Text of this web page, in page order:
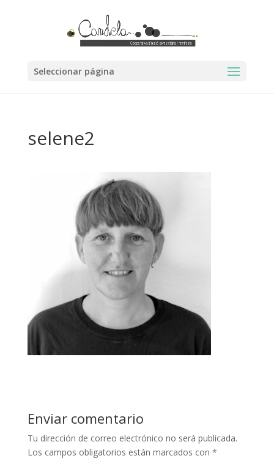
Seleccionar página
selene2
Enviar comentario
Tu dirección de correo electrónico no será publicada.
Los campos obligatorios están marcados con *